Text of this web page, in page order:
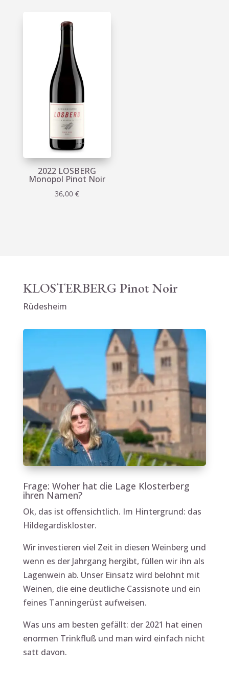
2022 LOSBERG
Monopol Pinot Noir
36,00 €
KLOSTERBERG Pinot Noir
Rüdesheim
Frage: Woher hat die Lage Klosterberg
ihren Namen?
Ok, das ist offensichtlich. Im Hintergrund: das
Hildegardiskloster.
Wir investieren viel Zeit in diesen Weinberg und
wenn es der Jahrgang hergibt, füllen wir ihn als
Lagenwein ab. Unser Einsatz wird belohnt mit
Weinen, die eine deutliche Cassisnote und ein
feines Tanningerüst aufweisen.
Was uns am besten gefällt: der 2021 hat einen
enormen Trinkfluß und man wird einfach nicht
satt davon.